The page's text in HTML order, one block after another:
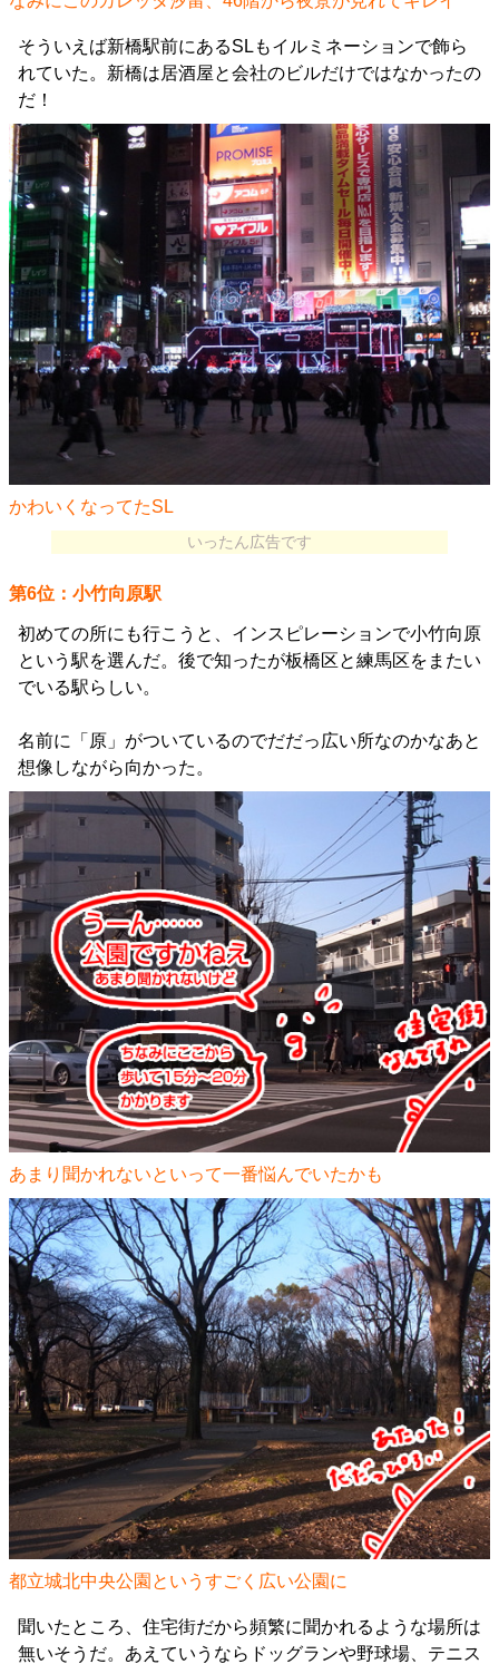
そういえば新橋駅前にあるSLもイルミネーションで飾ら
れていた。新橋は居酒屋と会社のビルだけではなかったの
だ！
かわいくなってたSL
いったん広告です
第6位：小竹向原駅
初めての所にも行こうと、インスピレーションで小竹向原
という駅を選んだ。後で知ったが板橋区と練馬区をまたい
でいる駅らしい。
名前に「原」がついているのでだだっ広い所なのかなあと
想像しながら向かった。
あまり聞かれないといって一番悩んでいたかも
都立城北中央公園というすごく広い公園に
聞いたところ、住宅街だから頻繁に聞かれるような場所は
無いそうだ。あえていうならドッグランや野球場、テニス